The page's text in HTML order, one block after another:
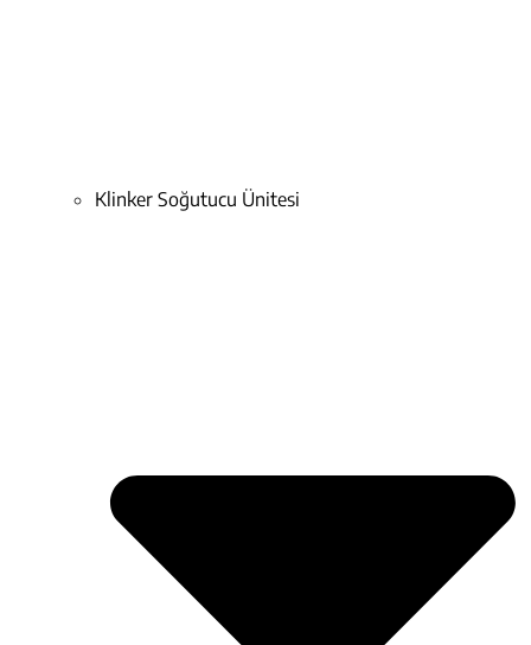
Klinker Soğutucu Ünitesi